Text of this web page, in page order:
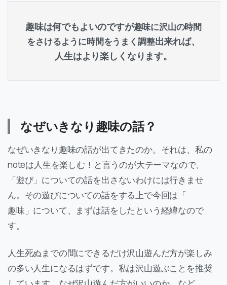
趣味は何でもよいのですが趣味に沢山の時間
をさけるように時間をうまく調整出来れば、
人生はより楽しくなります。
なぜいきなり趣味の話？
なぜいきなり趣味の話が出てきたのか。それは、私の
noteは人生を楽しむ！と言うのが大テーマなので、
「遊び」についての話を出さないわけには行きませ
ん。その遊びについての話をする上で今回は「
趣味」について、まずは話をしたという経緯なので
す。
人生死ぬまでの間にできるだけ沢山遊んだ方が楽しみ
の多い人生になるはずです。私は沢山遊ぶことを推奨